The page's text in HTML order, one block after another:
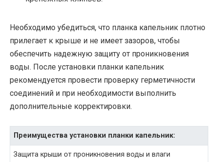
Необходимо убедиться, что планка капельник плотно
прилегает к крыше и не имеет зазоров, чтобы
обеспечить надежную защиту от проникновения
воды. После установки планки капельник
рекомендуется провести проверку герметичности
соединений и при необходимости выполнить
дополнительные корректировки.
Преимущества установки планки капельник:
Защита крыши от проникновения воды и влаги